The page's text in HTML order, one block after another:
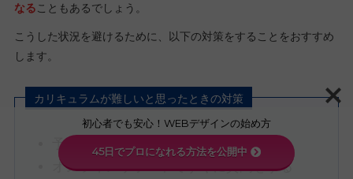
なる こともあるでしょう。
こうした状況を避けるために、以下の対策をすることをおすすめ
します。
カリキュラムが難しいと思ったときの対策
予習復習・自己学習を欠かさない
オンラインサポートですぐに質問をする
初心者でも安心！WEBデザインの始め方
45日でプロになれる方法を公開中